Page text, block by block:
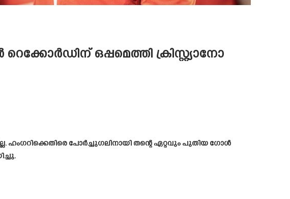
ഒപ്പമെത്തി ക്രിസ്റ്റ്യാനോ
ഹംഗറിക്കെതിരെ പോർച്ചുഗലിനായി തന്റെ ഏറ്റവും പുതിയ ഗോൾ